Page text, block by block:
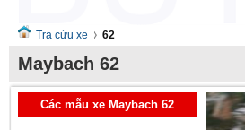
Tra cứu xe 62
Maybach 62
Các mẫu xe Maybach 62